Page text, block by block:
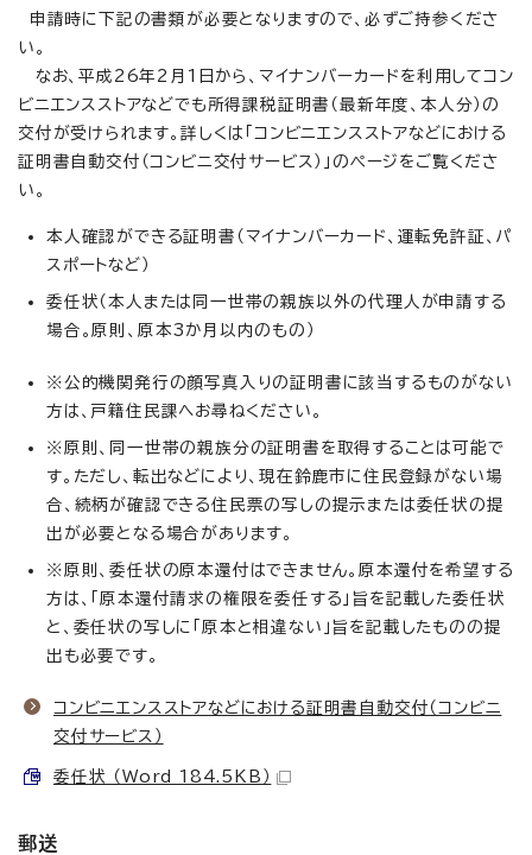
申請時に下記の書類が必要となりますので、必ずご持参くださ
い。
なお、平成26年2月1日から、マイナンバーカードを利用してコン
ビニエンスストアなどでも所得課税証明書（最新年度、本人分）の
交付が受けられます。詳しくは「コンビニエンスストアなどにおける
証明書自動交付（コンビニ交付サービス）」のページをご覧くださ
い。
本人確認ができる証明書（マイナンバーカード、運転免許証、パ
スポートなど）
委任状（本人または同一世帯の親族以外の代理人が申請する
場合。原則、原本3か月以内のもの）
※公的機関発行の顔写真入りの証明書に該当するものがない
方は、戸籍住民課へお尋ねください。
※原則、同一世帯の親族分の証明書を取得することは可能で
す。ただし、転出などにより、現在鈴鹿市に住民登録がない場
合、続柄が確認できる住民票の写しの提示または委任状の提
出が必要となる場合があります。
※原則、委任状の原本還付はできません。原本還付を希望する
方は、「原本還付請求の権限を委任する」旨を記載した委任状
と、委任状の写しに「原本と相違ない」旨を記載したものの提
出も必要です。
コンビニエンスストアなどにおける証明書自動交付（コンビニ
交付サービス）
委任状 （Word 184.5KB）
郵送